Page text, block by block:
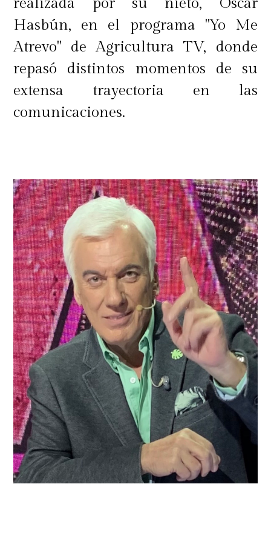
Hasbún, en el programa "Yo Me
Atrevo" de Agricultura TV, donde
repasó distintos momentos de su
extensa trayectoria en las
comunicaciones.